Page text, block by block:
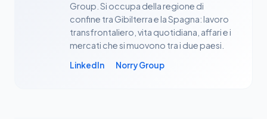
Group. Si occupa della regione di
confine tra Gibilterra e la Spagna: lavoro
transfrontaliero, vita quotidiana, affari e i
mercati che si muovono tra i due paesi.
LinkedIn Norry Group